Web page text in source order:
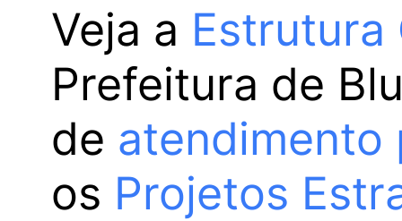
Veja a Estrutura
Prefeitura de
de atendimento
os Projetos